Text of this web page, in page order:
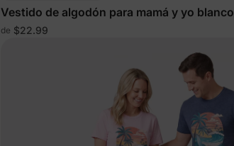
Vestido de algodón para mamá y yo blanco
de $22.99